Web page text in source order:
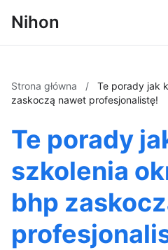
Nihon
Strona główna /
Te porady jak
zaskoczą nawet profesjonalistę!
Te porady
szkolenia
bhp